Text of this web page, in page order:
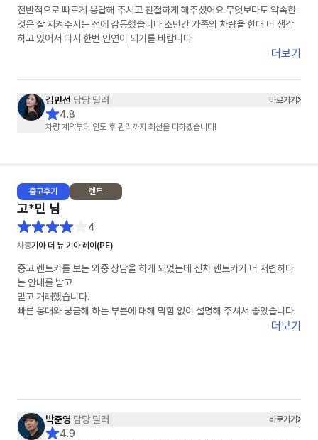
전반적으로 빠르게 응답해 주시고 친절하게 해주셨어요 무엇보다도 약속한
것은 잘 지켜주시는 점에 감동했습니다 조만간 가족의 차량을 한대 더 생각
하고 있어서 다시 한번 인연이 되기를 바랍니다
더보기
김민선 담당 딜러 바로가기
4.8
차량 계약부터 인도 후 관리까지 최선을 다하겠습니다!
출고후기 렌트
고*민 님
4
차종기아 더 뉴 기아 레이(PE)
중고 렌트카를 보는 와중 상담을 하게 되었는데 신차 렌트카가 더 저렴하다
는 안내를 받고
믿고 거래했습니다.
빠른 응대와 궁금해 하는 부분에 대해 막힘 없이 설명해 주셔서 좋았습니다.
더보기
박준영 담당 딜러 바로가기
4.9